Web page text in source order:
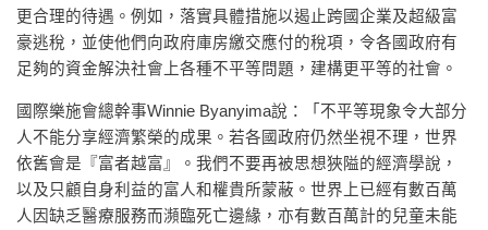
更合理的待遇。例如，落實具體措施以遏止跨國企業及超級富
豪逃稅，並使他們向政府庫房繳交應付的稅項，令各國政府有
足夠的資金解決社會上各種不平等問題，建構更平等的社會。
國際樂施會總幹事Winnie Byanyima說：「不平等現象令大部分
人不能分享經濟繁榮的成果。若各國政府仍然坐視不理，世界
依舊會是『富者越富』。我們不要再被思想狹隘的經濟學說，
以及只顧自身利益的富人和權貴所蒙蔽。世界上已經有數百萬
人因缺乏醫療服務而瀕臨死亡邊緣，亦有數百萬計的兒童未能